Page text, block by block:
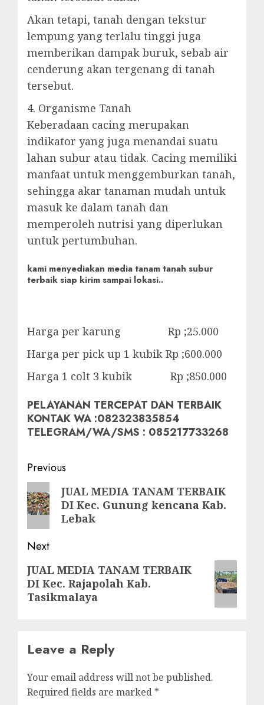
Akan tetapi, tanah dengan tekstur
lempung yang terlalu tinggi juga
memberikan dampak buruk, sebab air
cenderung akan tergenang di tanah
tersebut.
4. Organisme Tanah
Keberadaan cacing merupakan
indikator yang juga menandai suatu
lahan subur atau tidak. Cacing memiliki
manfaat untuk menggemburkan tanah,
sehingga akar tanaman mudah untuk
masuk ke dalam tanah dan
memperoleh nutrisi yang diperlukan
untuk pertumbuhan.
kami menyediakan media tanam tanah subur
terbaik siap kirim sampai lokasi..
Harga per karung Rp ;25.000
Harga per pick up 1 kubik Rp ;600.000
Harga 1 colt 3 kubik Rp ;850.000
PELAYANAN TERCEPAT DAN TERBAIK
KONTAK WA :082323835854
TELEGRAM/WA/SMS : 085217733268
Post
navigation
Previous
Previous
post:
JUAL MEDIA TANAM TERBAIK
DI Kec. Gunung kencana Kab.
Lebak
Next
Next
post:
JUAL MEDIA TANAM TERBAIK
DI Kec. Rajapolah Kab.
Tasikmalaya
Leave a Reply
Your email address will not be published.
Required fields are marked *